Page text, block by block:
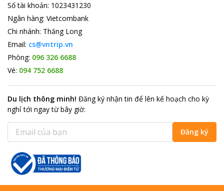
Số tài khoản: 1023431230
Ngân hàng: Vietcombank
Chi nhánh: Thăng Long
Email: cs@vntrip.vn
Phòng: 096 326 6688
Vé: 094 752 6688
Du lịch thông minh! Đăng ký nhận tin để lên kế hoạch cho kỳ
nghỉ tới ngay từ bây giờ:
Đăng ký